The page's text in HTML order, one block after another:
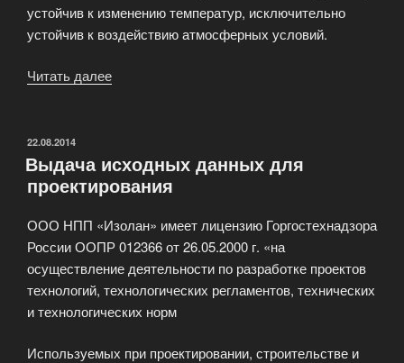
устойчив к изменению температур, исключительно
устойчив к воздействию атмосферных условий.
Читать далее
пластика»
ОПУБЛИКОВАНО
22.08.2014
Выдача исходных данных для
проектирования
ООО НПП «Изолан» имеет лицензию Горгостехнадзора
России ООПР 012366 от 26.05.2000 г. «на
осуществление деятельности по разработке проектов
технологий, технологических регламентов, технических
и технологических норм
Используемых при проектировании, строительстве и